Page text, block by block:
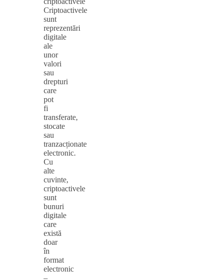
Criptoactivele
sunt
reprezentări
digitale
ale
unor
valori
sau
drepturi
care
pot
fi
transferate,
stocate
sau
tranzacționate
electronic.
Cu
alte
cuvinte,
criptoactivele
sunt
bunuri
digitale
care
există
doar
în
format
electronic
–